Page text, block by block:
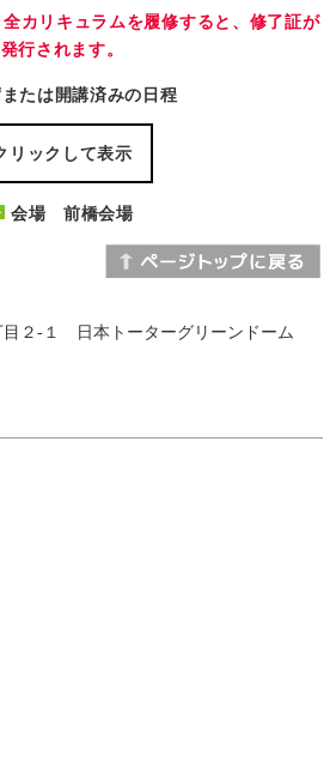
カリキュラムを履修すると、修了証が
発行されます。
たは開講済みの日程
リックして表示
会場 前橋会場
目２-１ 日本トーターグリーンドーム